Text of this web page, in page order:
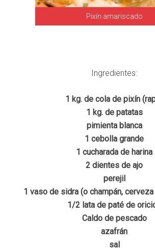
Pixín amariscado
Ingredientes:
1 kg. de cola de pixín
1 kg. de patatas
pimienta blanca
1 cebolla grande
1 cucharada de harina
2 dientes de ajo
perejil
1 vaso de sidra (o champán,
1/2 lata de paté de
Caldo de pescado
azafrán
sal